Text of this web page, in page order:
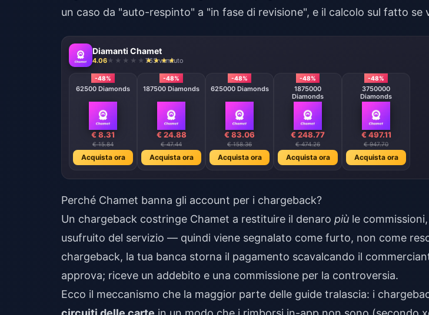
un caso da "auto-respinto" a "in fase di revisione", e il calcolo sul fatto se
Diamanti Chamet
4.06 763 venduto
-48%
62500 Diamonds
€ 8.31
€ 15.84
Acquista ora
-48%
187500 Diamonds
€ 24.88
€ 47.44
Acquista ora
-48%
625000 Diamonds
€ 83.06
€ 158.36
Acquista ora
-48%
1875000
Diamonds
€ 248.77
€ 474.26
Acquista ora
-48%
3750000
Diamonds
€ 497.11
€ 947.70
Acquista ora
Perché Chamet banna gli account per i chargeback?
Un chargeback costringe Chamet a restituire il denaro più le
usufruito del servizio — quindi viene segnalato come furto, non come
chargeback, la tua banca storna il pagamento scavalcando il
approva; riceve un addebito e una commissione per la controversia.
Ecco il meccanismo che la maggior parte delle guide tralascia: i